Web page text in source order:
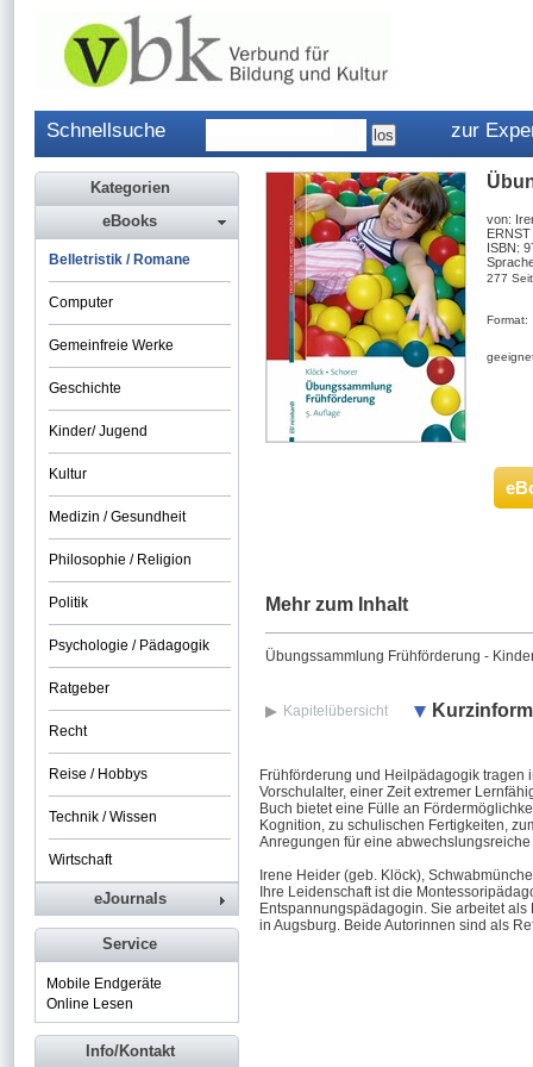
Schnellsuche zur
von:
ISBN:
277
Format:
Mehr zum Inhalt
Übungssammlung Frühförderung -
Kapitelübersicht
Frühförderung und Heilpädagogik
Vorschulalter, einer Zeit extremer
Buch bietet eine Fülle an
Kognition, zu schulischen Fertigkeiten,
Anregungen für eine
Irene Heider (geb. Klöck),
Ihre Leidenschaft ist die
Entspannungspädagogin. Sie arbeitet
in Augsburg. Beide Autorinnen sind als
Kategorien
eBooks
Belletristik / Romane
Computer
Gemeinfreie Werke
Geschichte
Kinder/ Jugend
Kultur
Medizin / Gesundheit
Philosophie / Religion
Politik
Psychologie / Pädagogik
Ratgeber
Recht
Reise / Hobbys
Technik / Wissen
Wirtschaft
eJournals
Service
Mobile Endgeräte
Online Lesen
Info/Kontakt